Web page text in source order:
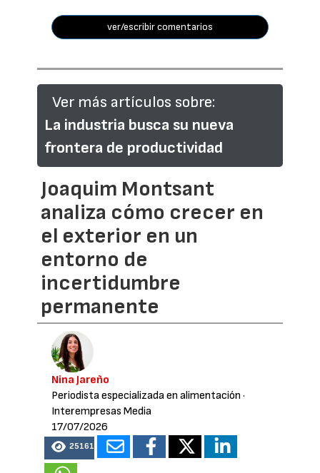
ver/escribir comentarios
Ver más artículos sobre:
La industria busca su nueva
frontera de productividad
Joaquim Montsant
analiza cómo crecer en
el exterior en un
entorno de
incertidumbre
permanente
Nina Jareño
Periodista especializada en alimentación ·
Interempresas Media
17/07/2026
25161